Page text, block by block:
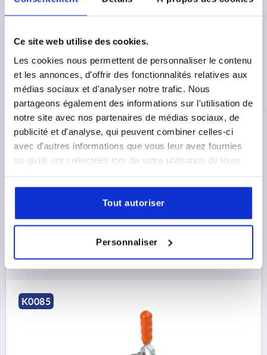
Ce site web utilise des cookies.
Les cookies nous permettent de personnaliser le contenu
et les annonces, d'offrir des fonctionnalités relatives aux
médias sociaux et d'analyser notre trafic. Nous
partageons également des informations sur l'utilisation de
notre site avec nos partenaires de médias sociaux, de
publicité et d'analyse, qui peuvent combiner celles-ci
avec d'autres informations que vous leur avez fournies
ou qu'ils ont collectées lors de votre utilisation de leurs
Tout autoriser
Personnaliser
SAUTERELLE TIGE COUL., SANS CONSOLE STANDARD,
F2=1000, ACIER INOX. NATUREL, COMP:PLASTIQUE
ORANGE
MATÉRIAU DU CORPS DE BASE=ACIER INOXYDABLE
ANGLE D’OUVERTURE DE LA POIGNÉE=190°
FORCE MANUELLE FH N=40
FORCE DE MAINTIEN F2 N=1000
FORCE DE SERRAGE F1 N=500
A1=30 A2=13,5
B=18
L1=34
L2=10 L3=15 L4=23 M=M6X25
M1=M16X1,5
COURSE S=20
Référence:K0085.0100N
hors TVA
DÉTAILS
K0085